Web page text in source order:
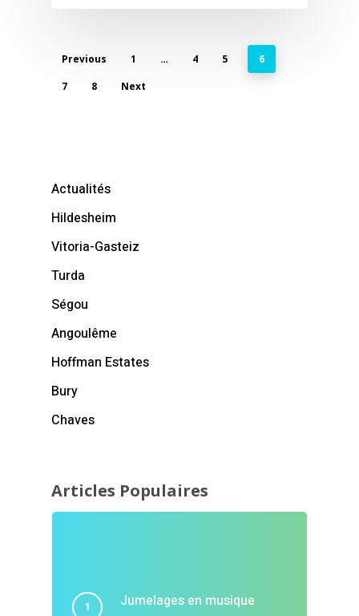
Previous 1 … 4 5
6
7
8 Next
Actualités
Hildesheim
Vitoria-Gasteiz
Turda
Ségou
Angoulême
Hoffman Estates
Bury
Chaves
Articles Populaires
Jumelages en musique